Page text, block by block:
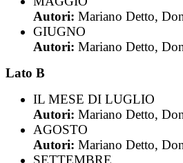
Autori: Mariano Detto,
GIUGNO
Autori: Mariano Detto,
Lato B
IL MESE DI LUGLIO
Autori: Mariano Detto,
AGOSTO
Autori: Mariano Detto,
SETTEMBRE